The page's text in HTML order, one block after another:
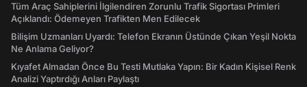
Tüm Araç Sahiplerini İlgilendiren Zorunlu Trafik Sigortası Primleri
Açıklandı: Ödemeyen Trafikten Men Edilecek
Bilişim Uzmanları Uyardı: Telefon Ekranın Üstünde Çıkan Yeşil Nokta
Ne Anlama Geliyor?
Kıyafet Almadan Önce Bu Testi Mutlaka Yapın: Bir Kadın Kişisel Renk
Analizi Yaptırdığı Anları Paylaştı